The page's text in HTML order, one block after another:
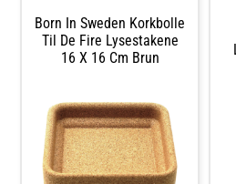
Born In Sweden Korkbolle
Til De Fire Lysestakene
16 X 16 Cm Brun